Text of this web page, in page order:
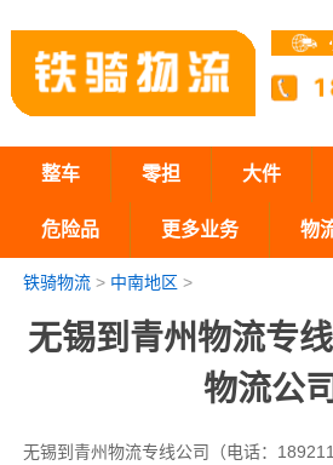
整车 零担 大件
危险品 更多业务 物
铁骑物流> 中南地区 >
无锡到青州物流专
物流公司
无锡到青州物流专线公司（电话：